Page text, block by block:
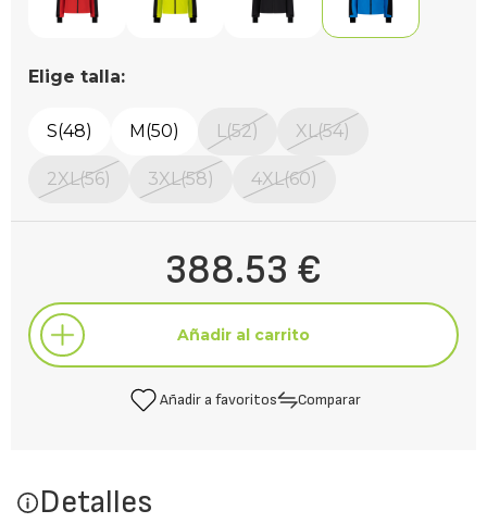
Elige talla:
S(48) M(50) L(52) XL(54)
2XL(56) 3XL(58) 4XL(60)
388.53 €
Añadir al carrito
Añadir a favoritos Comparar
Detalles